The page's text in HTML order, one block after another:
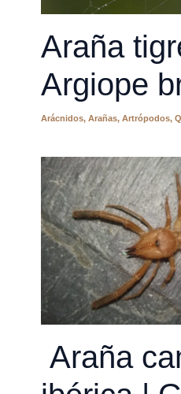
Araña
Argiope
Arácnidos, Arañas, Artrópodos,
Araña